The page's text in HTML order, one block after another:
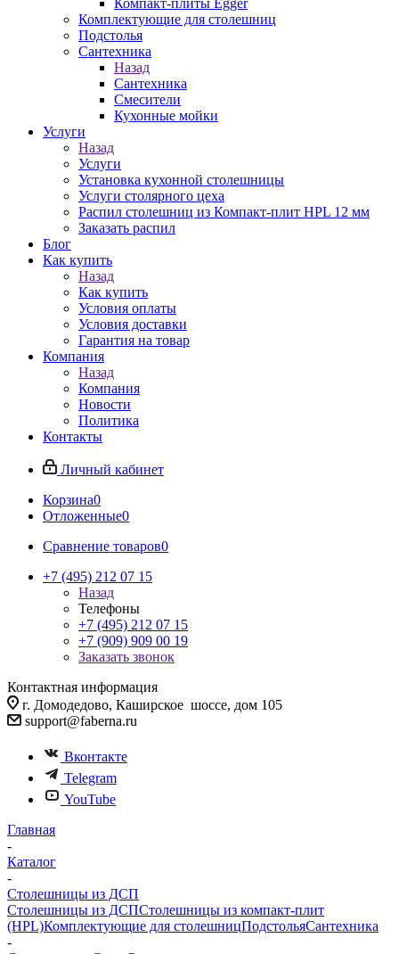
Компакт-плиты Egger
Комплектующие для столешниц
Подстолья
Сантехника
Назад
Сантехника
Смесители
Кухонные мойки
Услуги
Назад
Услуги
Установка кухонной столешницы
Услуги столярного цеха
Распил столешниц из Компакт-плит HPL 12 мм
Заказать распил
Блог
Как купить
Назад
Как купить
Условия оплаты
Условия доставки
Гарантия на товар
Компания
Назад
Компания
Новости
Политика
Контакты
Личный кабинет
Корзина0
Отложенные0
Сравнение товаров0
+7 (495) 212 07 15
Назад
Телефоны
+7 (495) 212 07 15
+7 (909) 909 00 19
Заказать звонок
Контактная информация
г. Домодедово, Каширское шоссе, дом 105
support@faberna.ru
Вконтакте
Telegram
YouTube
Главная
-
Каталог
-
Столешницы из ДСП
Столешницы из ДСПСтолешницы из компакт-плит
(HPL)Комплектующие для столешницПодстольяСантехника
-